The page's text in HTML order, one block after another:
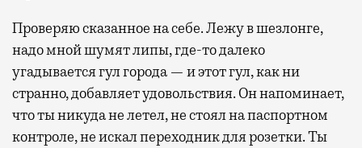
Проверяю сказанное на себе. Лежу в шезлонге,
надо мной шумят липы, где-то далеко
угадывается гул города — и этот гул, как ни
странно, добавляет удовольствия. Он напоминает,
что ты никуда не летел, не стоял на паспортном
контроле, не искал переходник для розетки. Ты